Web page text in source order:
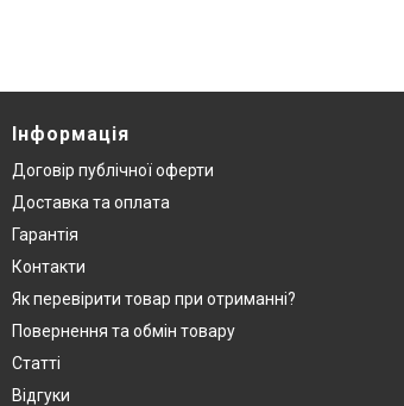
Інформація
Договір публічної оферти
Доставка та оплата
Гарантія
Контакти
Як перевірити товар при отриманні?
Повернення та обмін товару
Статті
Відгуки